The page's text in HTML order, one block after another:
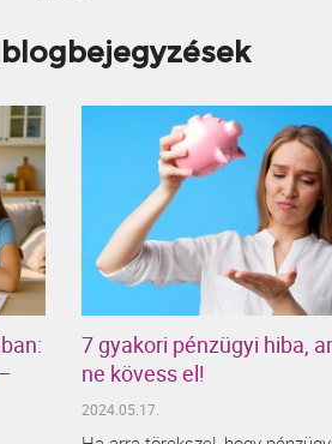
7 gyakori pénzügyi hiba,
ne kövess el!
2024.05.17.